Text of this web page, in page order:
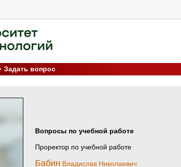
Задать вопрос
Вопросы по учебной работе
Проректор по учебной работе
Бабин Владислав Николаевич